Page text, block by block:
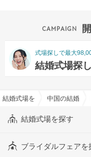
式場探しで最大
結婚式場探
結婚式場を探すならハナユメ
中国の結婚式場
結婚式場を探す
ブライダルフェアを